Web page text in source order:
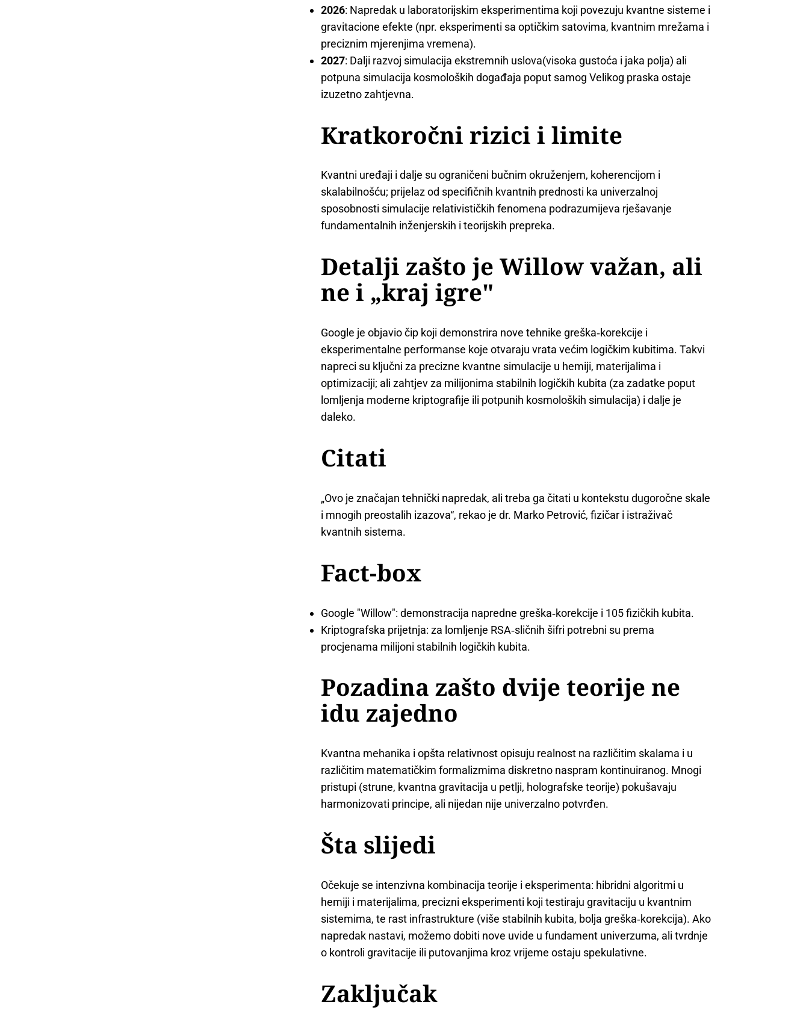
2026: Napredak u laboratorijskim eksperimentima koji povezuju kvantne sisteme i
gravitacione efekte (npr. eksperimenti sa optičkim satovima, kvantnim mrežama i
preciznim mjerenjima vremena).
2027: Dalji razvoj simulacija ekstremnih uslova(visoka gustoća i jaka polja) ali
potpuna simulacija kosmoloških događaja poput samog Velikog praska ostaje
izuzetno zahtjevna.
Kratkoročni rizici i limite
Kvantni uređaji i dalje su ograničeni bučnim okruženjem, koherencijom i
skalabilnošću; prijelaz od specifičnih kvantnih prednosti ka univerzalnoj
sposobnosti simulacije relativističkih fenomena podrazumijeva rješavanje
fundamentalnih inženjerskih i teorijskih prepreka.
Detalji zašto je Willow važan, ali
ne i „kraj igre"
Google je objavio čip koji demonstrira nove tehnike greška‑korekcije i
eksperimentalne performanse koje otvaraju vrata većim logičkim kubitima. Takvi
napreci su ključni za precizne kvantne simulacije u hemiji, materijalima i
optimizaciji; ali zahtjev za milijonima stabilnih logičkih kubita (za zadatke poput
lomljenja moderne kriptografije ili potpunih kosmoloških simulacija) i dalje je
daleko.
Citati
„Ovo je značajan tehnički napredak, ali treba ga čitati u kontekstu dugoročne skale
i mnogih preostalih izazova“, rekao je dr. Marko Petrović, fizičar i istraživač
kvantnih sistema.
Fact-box
Google "Willow": demonstracija napredne greška‑korekcije i 105 fizičkih kubita.
Kriptografska prijetnja: za lomljenje RSA‑sličnih šifri potrebni su prema
procjenama milijoni stabilnih logičkih kubita.
Pozadina zašto dvije teorije ne
idu zajedno
Kvantna mehanika i opšta relativnost opisuju realnost na različitim skalama i u
različitim matematičkim formalizmima diskretno naspram kontinuiranog. Mnogi
pristupi (strune, kvantna gravitacija u petlji, holografske teorije) pokušavaju
harmonizovati principe, ali nijedan nije univerzalno potvrđen.
Šta slijedi
Očekuje se intenzivna kombinacija teorije i eksperimenta: hibridni algoritmi u
hemiji i materijalima, precizni eksperimenti koji testiraju gravitaciju u kvantnim
sistemima, te rast infrastrukture (više stabilnih kubita, bolja greška‑korekcija). Ako
napredak nastavi, možemo dobiti nove uvide u fundament univerzuma, ali tvrdnje
o kontroli gravitacije ili putovanjima kroz vrijeme ostaju spekulativne.
Zaključak